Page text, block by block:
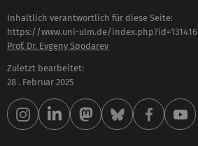
Inhaltlich verantwortlich für diese Seite:
https://www.uni-ulm.de/index.php?id=131416
Prof. Dr. Evgeny Spodarev
Zuletzt bearbeitet:
28 . Februar 2025